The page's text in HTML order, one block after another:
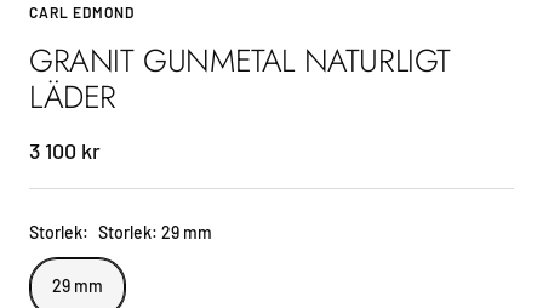
CARL EDMOND
GRANIT GUNMETAL NATURLIGT
LÄDER
Sale
price
3 100 kr
Storlek: Storlek: 29 mm
29 mm